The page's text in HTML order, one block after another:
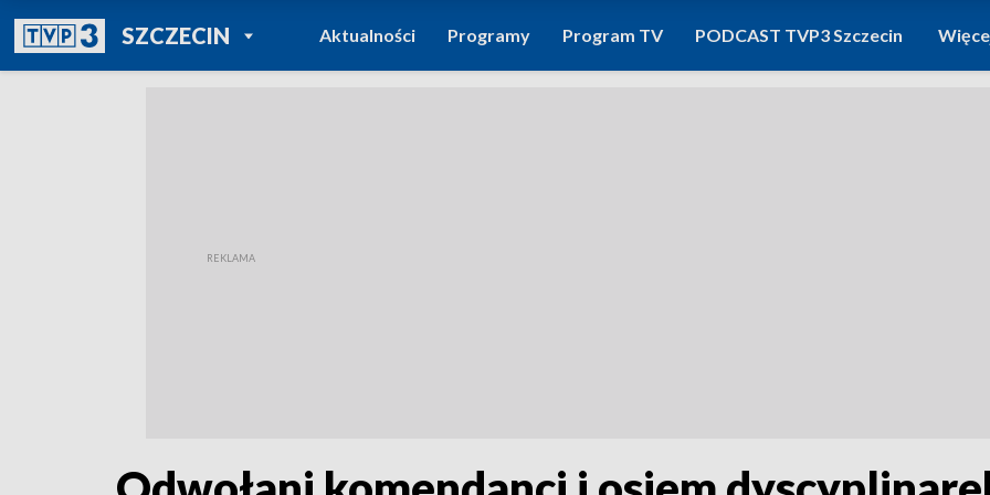
SZCZECINPOWRÓT DO
TVP REGIONY
Aktualności Programy Program TV PODCAST TVP3 Szczecin